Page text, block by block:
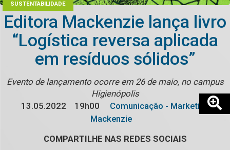
SUSTENTABILIDADE
Editora Mackenzie lança livro
“Logística reversa aplicada
em resíduos sólidos”
Evento de lançamento ocorre em 26 de maio, no campus
Higienópolis
13.05.2022
19h00
Comunicação - Marketing
Mackenzie
COMPARTILHE NAS REDES SOCIAIS